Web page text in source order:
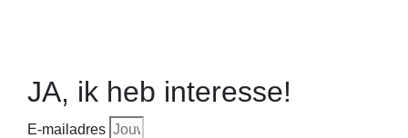
JA, ik heb interesse!
E-mailadres